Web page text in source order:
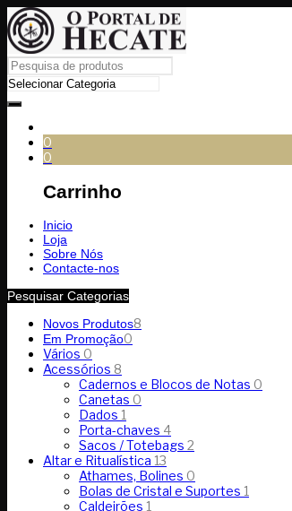
0
0
Carrinho
Inicio
Loja
Sobre Nós
Contacte-nos
Pesquisar Categorias
Novos Produtos8
Em Promoção0
Vários 0
Acessórios 8
Cadernos e Blocos de Notas 0
Canetas 0
Dados 1
Porta-chaves 4
Sacos / Totebags 2
Altar e Ritualística 13
Athames, Bolines 0
Bolas de Cristal e Suportes 1
Caldeirões 1